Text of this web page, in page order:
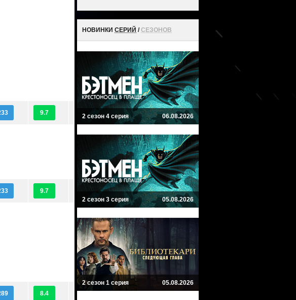
9.7
9.7
8.4
НОВИНКИ СЕРИЙ /СЕЗОНОВ
2 сезон 4 серия 06.08.2026
2 сезон 3 серия 05.08.2026
2 сезон 1 серия 05.08.2026